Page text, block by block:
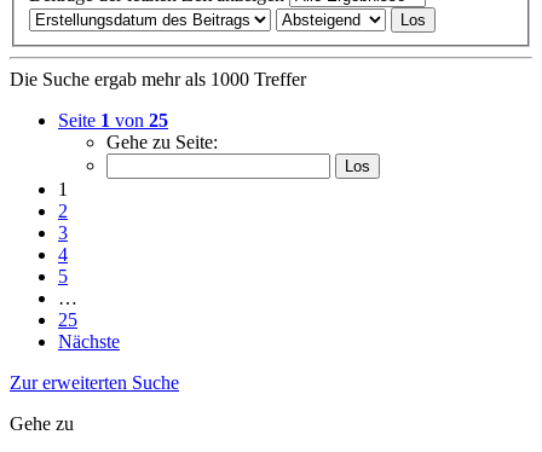
Die Suche ergab mehr als 1000 Treffer
Seite 1 von 25
Gehe zu Seite:
1
2
3
4
5
…
25
Nächste
Zur erweiterten Suche
Gehe zu